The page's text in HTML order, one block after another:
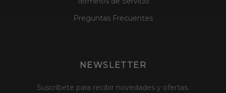
Preguntas Frecuentes
NEWSLETTER
Suscríbete para recibir novedades y ofertas.